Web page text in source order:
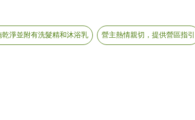
淨並附有洗髮精和沐浴乳 營主熱情親切，提供營區指引